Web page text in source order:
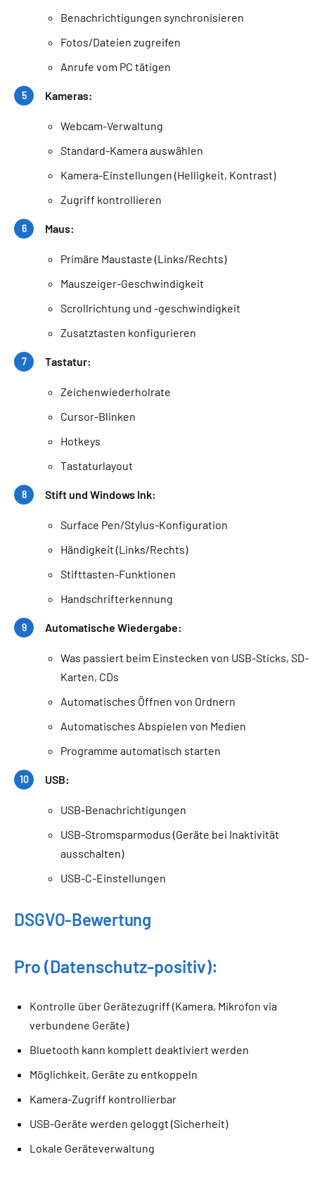
Benachrichtigungen synchronisieren
Fotos/Dateien zugreifen
Anrufe vom PC tätigen
Kameras:
Webcam-Verwaltung
Standard-Kamera auswählen
Kamera-Einstellungen (Helligkeit, Kontrast)
Zugriff kontrollieren
Maus:
Primäre Maustaste (Links/Rechts)
Mauszeiger-Geschwindigkeit
Scrollrichtung und -geschwindigkeit
Zusatztasten konfigurieren
Tastatur:
Zeichenwiederholrate
Cursor-Blinken
Hotkeys
Tastaturlayout
Stift und Windows Ink:
Surface Pen/Stylus-Konfiguration
Händigkeit (Links/Rechts)
Stifttasten-Funktionen
Handschrifterkennung
Automatische Wiedergabe:
Was passiert beim Einstecken von USB-Sticks, SD-
Karten, CDs
Automatisches Öffnen von Ordnern
Automatisches Abspielen von Medien
Programme automatisch starten
USB:
USB-Benachrichtigungen
USB-Stromsparmodus (Geräte bei Inaktivität
ausschalten)
USB-C-Einstellungen
DSGVO-Bewertung
Pro (Datenschutz-positiv):
Kontrolle über Gerätezugriff (Kamera, Mikrofon via
verbundene Geräte)
Bluetooth kann komplett deaktiviert werden
Möglichkeit, Geräte zu entkoppeln
Kamera-Zugriff kontrollierbar
USB-Geräte werden geloggt (Sicherheit)
Lokale Geräteverwaltung